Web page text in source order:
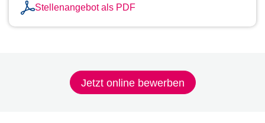
Stellenangebot als PDF
Jetzt online bewerben